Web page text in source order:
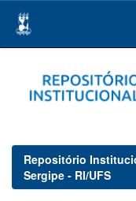
navigation
Repositório
Sergipe - RI/UFS